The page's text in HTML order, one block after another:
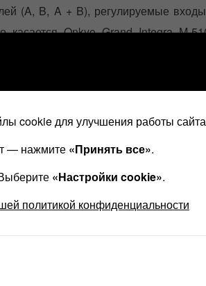
(A, B, A + B), регулируемые
касается Onkyo Grand Integra M-
динамику
проектирования и измерения.
1 характеризуются тем, что
cookie для улучшения работы сайта
— нажмите «Принять все».
«Настройки cookie».
политикой конфиденциальности